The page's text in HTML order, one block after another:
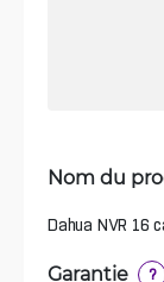
Nom du
Dahua NVR 16
Garantie ?